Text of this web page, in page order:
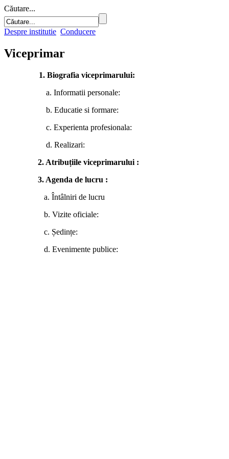
Căutare...
Despre institutie Conducere
Viceprimar
1. Biografia viceprimarului:
a. Informatii personale:
b. Educatie si formare:
c. Experienta profesionala:
d. Realizari:
2. Atribuțiile viceprimarului :
3. Agenda de lucru :
a. Întâlniri de lucru
b. Vizite oficiale:
c. Ședințe:
d. Evenimente publice: